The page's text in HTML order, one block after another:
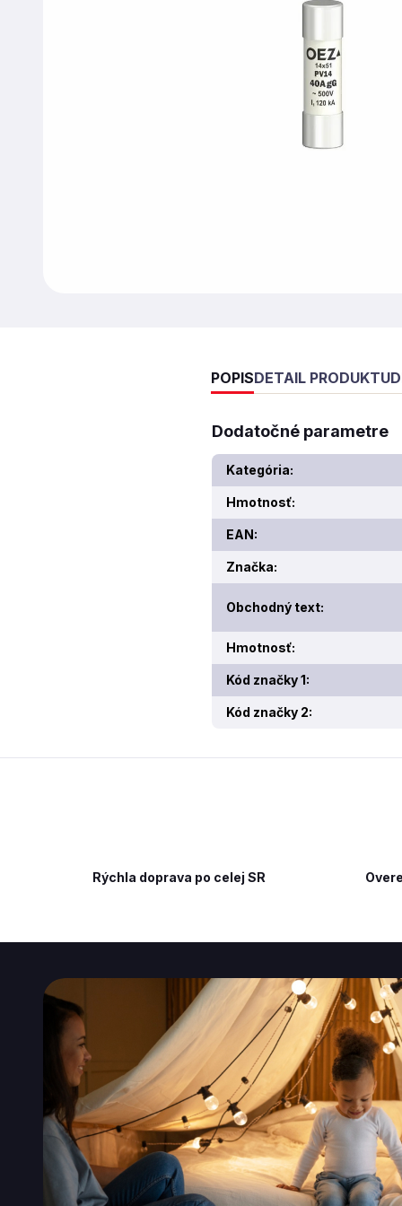
POPISDETAIL PRODUKTU
Dodatočné parametre
Kategória:
Hmotnosť:
EAN:
Značka:
Obchodný text:
Hmotnosť:
Kód značky 1:
Kód značky 2:
Rýchla doprava po celej SR